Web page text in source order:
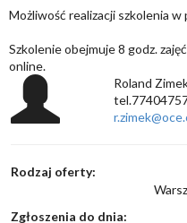
Możliwość realizacji szkolenia
Szkolenie obejmuje 8 godz.
online.
Roland
Rodzaj oferty:
Zgłoszenia do dnia: